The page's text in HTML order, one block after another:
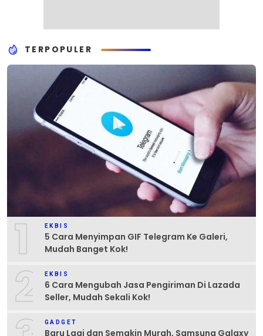
TERPOPULER
1 EKBIS
5 Cara Menyimpan GIF Telegram Ke Galeri,
Mudah Banget Kok!
2 EKBIS
6 Cara Mengubah Jasa Pengiriman Di Lazada
Seller, Mudah Sekali Kok!
GADGET
Baru Lagi dan Semakin Murah, Samsung Galaxy